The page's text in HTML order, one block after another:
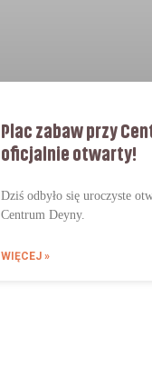
Plac zabaw przy
oficjalnie otwarty!
Dziś odbyło się uroczyste
Centrum Deyny.
WIĘCEJ »